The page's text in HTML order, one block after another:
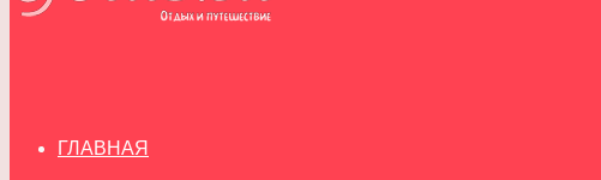
ГЛАВНАЯ